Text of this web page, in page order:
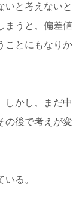
いと考えないと
まうと、偏差値
ことにもなりか
しかし、まだ中
の後で考えが変
る。